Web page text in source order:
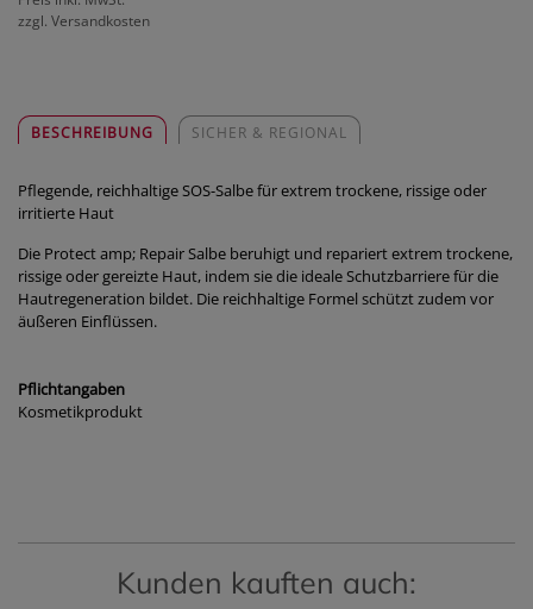
zzgl. Versandkosten
BESCHREIBUNG SICHER & REGIONAL
Pflegende, reichhaltige SOS-Salbe für extrem trockene, rissige oder
irritierte Haut
Die Protect amp; Repair Salbe beruhigt und repariert extrem trockene,
rissige oder gereizte Haut, indem sie die ideale Schutzbarriere für die
Hautregeneration bildet. Die reichhaltige Formel schützt zudem vor
äußeren Einflüssen.
Pflichtangaben
Kosmetikprodukt
Kunden kauften auch: